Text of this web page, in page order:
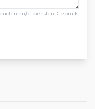
en/of diensten. Gebruik